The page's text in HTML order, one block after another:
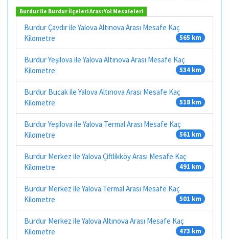
Burdur ile Burdur İlçeleri Arası Yol Mesafeleri
Burdur Çavdır ile Yalova Altınova Arası Mesafe Kaç
Kilometre
565 km
Burdur Yeşilova ile Yalova Altınova Arası Mesafe Kaç
Kilometre
534 km
Burdur Bucak ile Yalova Altınova Arası Mesafe Kaç
Kilometre
518 km
Burdur Yeşilova ile Yalova Termal Arası Mesafe Kaç
Kilometre
561 km
Burdur Merkez ile Yalova Çiftlikköy Arası Mesafe Kaç
Kilometre
491 km
Burdur Merkez ile Yalova Termal Arası Mesafe Kaç
Kilometre
501 km
Burdur Merkez ile Yalova Altınova Arası Mesafe Kaç
Kilometre
473 km